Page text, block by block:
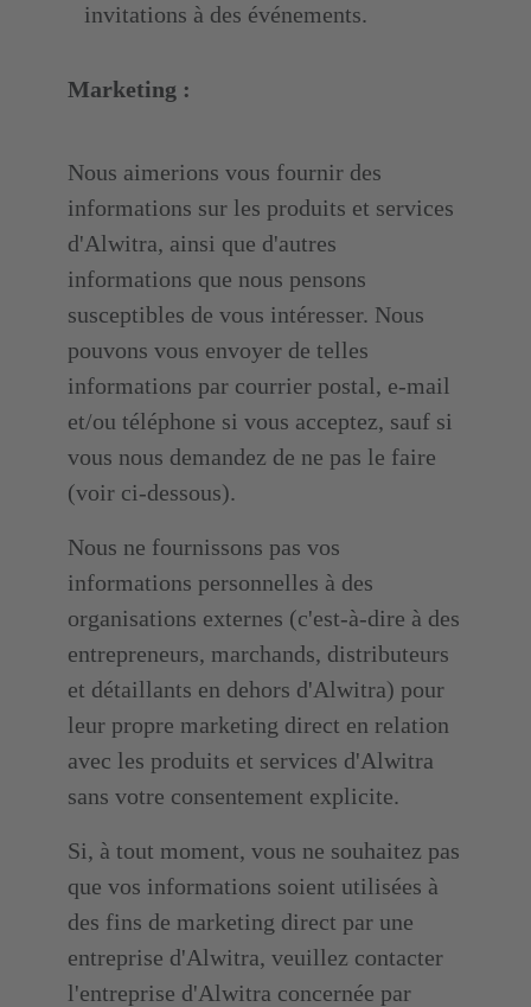
invitations à des événements.
Marketing :
Nous aimerions vous fournir des
informations sur les produits et services
d'Alwitra, ainsi que d'autres
informations que nous pensons
susceptibles de vous intéresser. Nous
pouvons vous envoyer de telles
informations par courrier postal, e-mail
et/ou téléphone si vous acceptez, sauf si
vous nous demandez de ne pas le faire
(voir ci-dessous).
Nous ne fournissons pas vos
informations personnelles à des
organisations externes (c'est-à-dire à des
entrepreneurs, marchands, distributeurs
et détaillants en dehors d'Alwitra) pour
leur propre marketing direct en relation
avec les produits et services d'Alwitra
sans votre consentement explicite.
Si, à tout moment, vous ne souhaitez pas
que vos informations soient utilisées à
des fins de marketing direct par une
entreprise d'Alwitra, veuillez contacter
l'entreprise d'Alwitra concernée par